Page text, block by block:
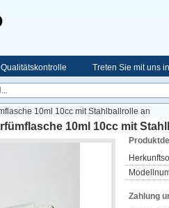
Qualitätskontrolle Treten Sie mit uns
10ml 10cc mit Stahlballrolle an
10ml 10cc mit
Zahlung